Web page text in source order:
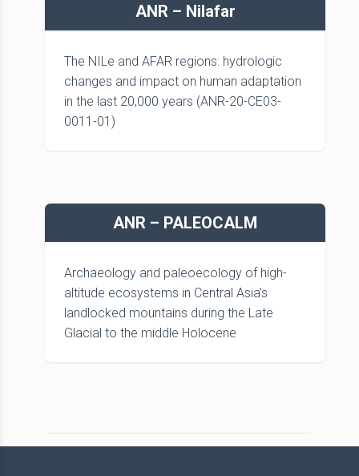
ANR – Nilafar
The NILe and AFAR regions: hydrologic
changes and impact on human adaptation
in the last 20,000 years (ANR-20-CE03-
0011-01)
ANR – PALEOCALM
Archaeology and paleoecology of high-
altitude ecosystems in Central Asia’s
landlocked mountains during the Late
Glacial to the middle Holocene